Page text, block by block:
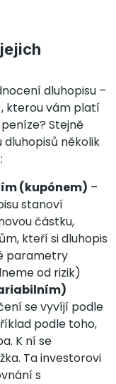
dluhopisu –
kterou vám platí
Stejně
dluhopisů několik
(kupónem) –
stanoví
částku,
kteří si dluhopis
parametry
od rizik)
se vyvíjí podle
podle toho,
K ní se
Ta investorovi
s